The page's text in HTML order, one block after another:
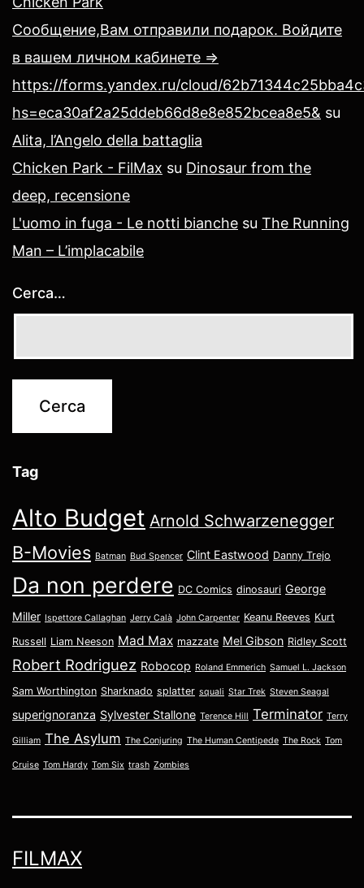
Сообщение,Вам отправили подарок. Войдите
в вашем личном кабинете =>
https://forms.yandex.ru/cloud/
hs=eca30af2a25ddeb66d8e8e852bcea8e5& su
Alita, l’Angelo della battaglia
Chicken Park - FilMax su Dinosaur from the
deep, recensione
L'uomo in fuga - Le notti bianche su The Running
Man – L’implacabile
Cerca…
Tag
Alto Budget Arnold Schwarzenegger
B-Movies Batman Bud Spencer Clint Eastwood Danny Trejo
Da non perdere DC Comics dinosauri George
Miller Ispettore Callaghan Jerry Calà John Carpenter Keanu Reeves Kurt
Russell Liam Neeson Mad Max mazzate Mel Gibson Ridley Scott
Robert Rodriguez Robocop Roland Emmerich Samuel L. Jackson
Sam Worthington Sharknado splatter squali Star Trek Steven Seagal
superignoranza Sylvester Stallone Terence Hill Terminator Terry
Gilliam The Asylum The Conjuring The Human Centipede The Rock Tom
Cruise Tom Hardy Tom Six trash Zombies
FILMAX